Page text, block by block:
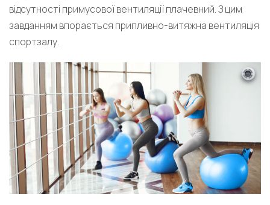
відсутності примусової вентиляції плачевний. З цим
завданням впорається припливно-витяжна вентиляція
спортзалу.